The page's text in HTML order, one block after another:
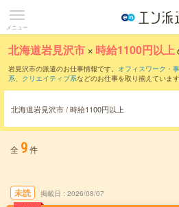
メニュー
北海道岩見沢市 × 時給1100円以上
岩見沢市の派遣のお仕事情報です。 オフィスワーク・
系、 クリエイティブ系などのお仕事を取り揃えています
北海道岩見沢市 / 時給1100円以上
全 9件
未読 掲載日 2026/08/07